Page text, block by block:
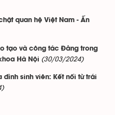
quan hệ Việt Nam - Ấn
tạo và công tác Đảng trong
Hà Nội (30/03/2024)
đình sinh viên: Kết nối từ trái